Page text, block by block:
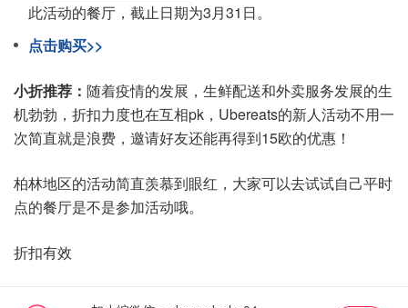
此活动的餐厅，截止日期为3月31日。
点击购买>>
小折推荐： 随着疫情的发展，生鲜配送和外卖服务发展的生
机勃勃，折扣力度也在互相pk，Ubereats的新人活动不用一
次简直就是浪费，邀请好友还能再得到15欧的优惠！
柏林地区的活动简直羡慕到眼红，大家可以去试试自己平时
点的餐厅是不是参加活动哦。
折扣有效